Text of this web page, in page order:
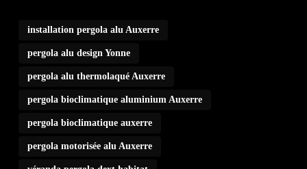
installation pergola alu Auxerre
pergola alu design Yonne
pergola alu thermolaqué Auxerre
pergola bioclimatique aluminium Auxerre
pergola bioclimatique auxerre
pergola motorisée alu Auxerre